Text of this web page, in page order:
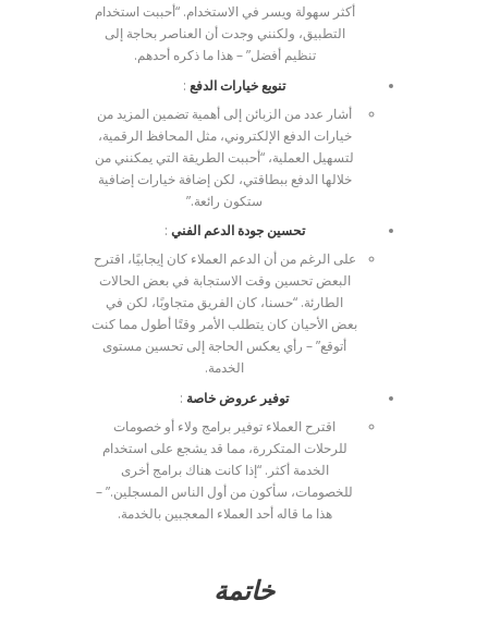
أكثر سهولة ويسر في الاستخدام. “أحببت استخدام
التطبيق، ولكنني وجدت أن العناصر بحاجة إلى
تنظيم أفضل” – هذا ما ذكره أحدهم.
تنويع خيارات الدفع :
أشار عدد من الزبائن إلى أهمية تضمين المزيد من
خيارات الدفع الإلكتروني، مثل المحافظ الرقمية،
لتسهيل العملية، “أحببت الطريقة التي يمكنني من
خلالها الدفع ببطاقتي، لكن إضافة خيارات إضافية
ستكون رائعة.”
تحسين جودة الدعم الفني :
على الرغم من أن الدعم العملاء كان إيجابيًا، اقترح
البعض تحسين وقت الاستجابة في بعض الحالات
الطارئة. “حسنا، كان الفريق متجاوبًا، لكن في
بعض الأحيان كان يتطلب الأمر وقتًا أطول مما كنت
أتوقع” – رأي يعكس الحاجة إلى تحسين مستوى
الخدمة.
توفير عروض خاصة :
اقترح العملاء توفير برامج ولاء أو خصومات
للرحلات المتكررة، مما قد يشجع على استخدام
الخدمة أكثر. “إذا كانت هناك برامج أخرى
للخصومات، سأكون من أول الناس المسجلين.” –
هذا ما قاله أحد العملاء المعجبين بالخدمة.
خاتمة